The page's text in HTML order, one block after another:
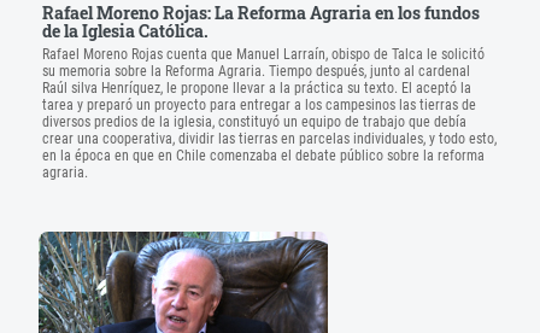
Rafael Moreno Rojas: La Reforma Agraria en los fundos
de la Iglesia Católica.
Rafael Moreno Rojas cuenta que Manuel Larraín, obispo de Talca le solicitó
su memoria sobre la Reforma Agraria. Tiempo después, junto al cardenal
Raúl silva Henríquez, le propone llevar a la práctica su texto. El aceptó la
tarea y preparó un proyecto para entregar a los campesinos las tierras de
diversos predios de la iglesia, constituyó un equipo de trabajo que debía
crear una cooperativa, dividir las tierras en parcelas individuales, y todo esto,
en la época en que en Chile comenzaba el debate público sobre la reforma
agraria.